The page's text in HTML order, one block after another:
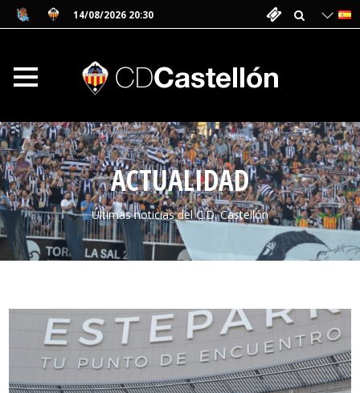
14/08/2026 20:30
ACTUALIDAD
Últimas noticias del C.D. Castellón